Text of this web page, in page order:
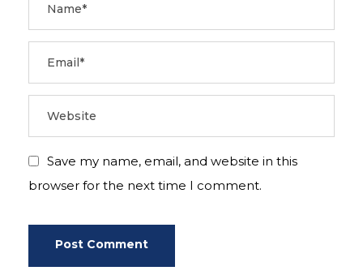
Save my name, email, and website in this
browser for the next time I comment.